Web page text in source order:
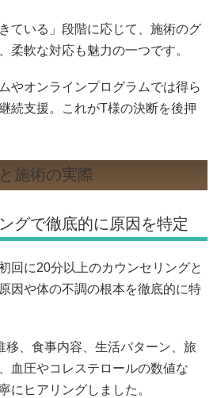
ている」段階に応じて、施術のグ
柔軟な対応も魅力の一つです。
やオンラインプログラムでは得ら
続支援。これがT様の決断を後押
施術の実際
グで徹底的に原因を特定
回に20分以上のカウンセリングと
因や体の不調の根本を徹底的に特
移、食事内容、生活パターン、旅
血圧やコレステロールの数値な
にヒアリングしました。